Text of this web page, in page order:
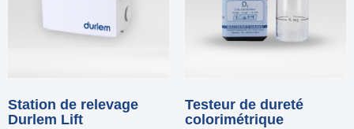
Station de relevage
Durlem Lift
Testeur de dureté
colorimétrique